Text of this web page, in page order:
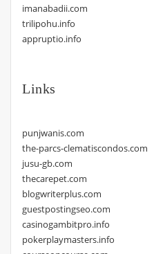
imanabadii.com
trilipohu.info
appruptio.info
Links
punjwanis.com
the-parcs-clematiscondos.com
jusu-gb.com
thecarepet.com
blogwriterplus.com
guestpostingseo.com
casinogambitpro.info
pokerplaymasters.info